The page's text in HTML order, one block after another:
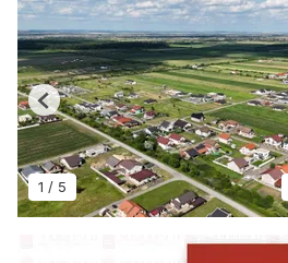
1 / 5
Previous